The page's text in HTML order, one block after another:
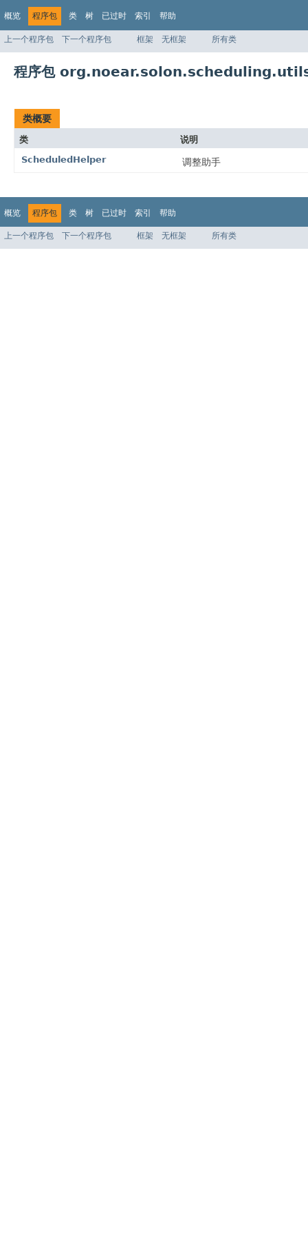
概览 程序包 类 树 已过时 索引 帮助
上一个程序包 下一个程序包 框架 无框架 所有类
程序包
类概要
类
说明
ScheduledHelper
调整助手
概览 程序包 类 树 已过时 索引 帮助
上一个程序包 下一个程序包 框架 无框架 所有类